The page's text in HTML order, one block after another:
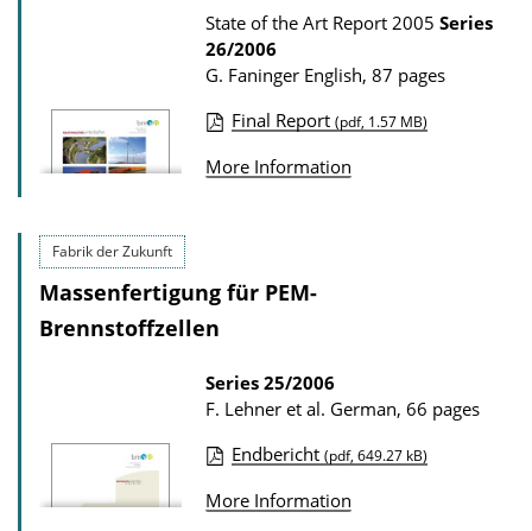
t
i
o
n
D
l
o
d
s
State of the Art Report 2005 Series
26/2006
G. Faninger English, 87 pages
u
i
t
i
o
D
Final Report (pdf, 1.57 MB)
More Information
Fabrik der Zukunft
Massenfertigung für PEM-
Brennstoffzellen
Series 25/2006
F. Lehner et al. German, 66 pages
u
Endbericht (pdf, 649.27 kB)
More Information